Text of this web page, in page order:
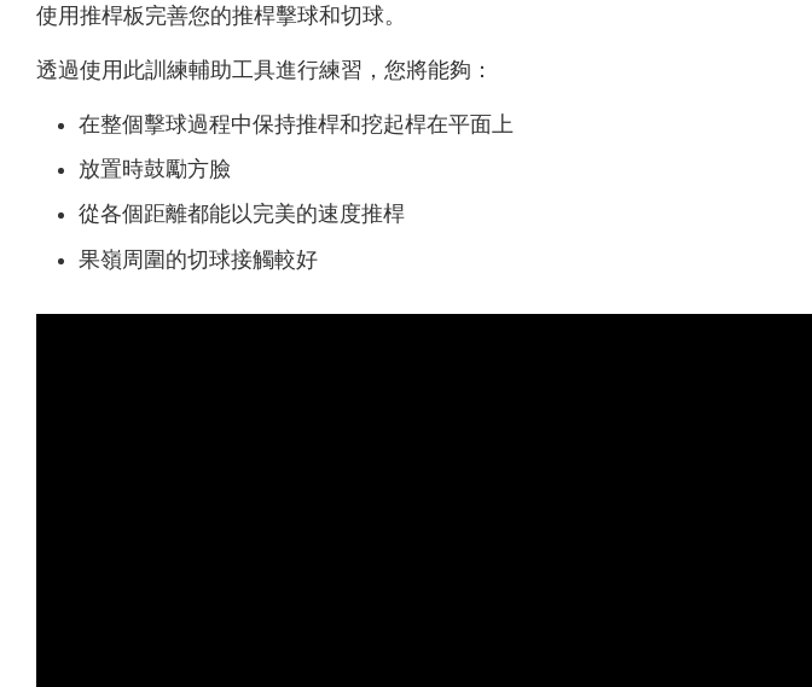
使用推桿板完善您的推桿擊球和切球。
透過使用此訓練輔助工具進行練習，您將能夠：
在整個擊球過程中保持推桿和挖起桿在平面上
放置時鼓勵方臉
從各個距離都能以完美的速度推桿
果嶺周圍的切球接觸較好